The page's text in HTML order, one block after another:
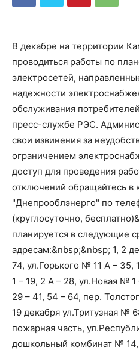
В декабре на территории
проводиться работы по
электросетей,
надежности
обслуживания
пресс-службе РЭС.
свои извинения за
ограничением
доступ для проведения
отключений обращайтесь в
"Днепрооблэнерго" по
(круглосуточно,
планируется в следующие
адресам:&nbsp;&nbsp; 1, 2
74, ул.Горького № 11 А – 35,
1 – 19, 2 А – 28, ул.Новая №
29 – 41, 54 – 64, пер.
19 декабря ул.Тритузная №
пожарная часть,
дошкольный комбинат № 14,